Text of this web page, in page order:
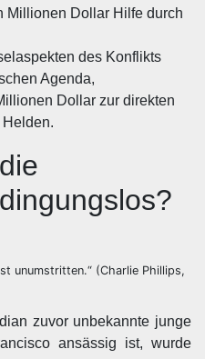
Millionen Dollar Hilfe durch
des Konflikts
Agenda,
Dollar zur direkten
unumstritten.“ (Charlie Phillips,
zuvor unbekannte junge
ansässig ist, wurde